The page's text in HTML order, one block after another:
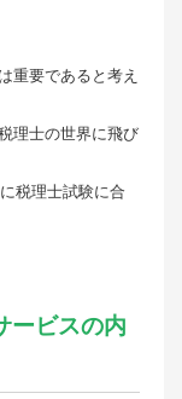
重要であると考え
理士の世界に飛び
税理士試験に合
ービスの内